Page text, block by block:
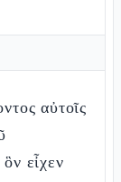
αὐτοῖς
εἶχεν